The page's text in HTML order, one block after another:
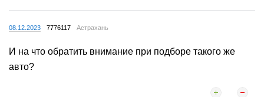
08.12.2023 7776117 Астрахань
И на что обратить внимание при подборе такого же
авто?